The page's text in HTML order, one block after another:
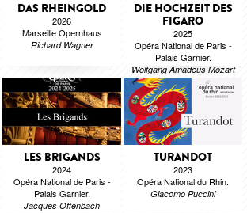
DAS RHEINGOLD
2026
Marseille Opernhaus
Richard Wagner
DIE HOCHZEIT DES
FIGARO
2025
Opéra National de Paris -
Palais Garnier.
Wolfgang Amadeus Mozart
LES BRIGANDS
2024
Opéra National de Paris -
Palais Garnier.
Jacques Offenbach
TURANDOT
2023
Opéra National du Rhin.
Giacomo Puccini